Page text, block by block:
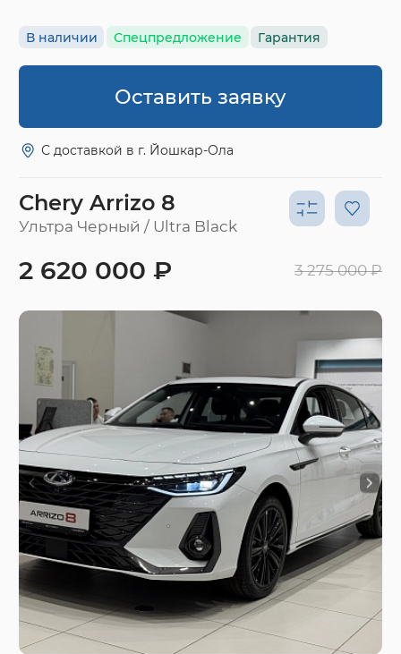
В наличии Спецпредложение Гарантия
Оставить заявку
С доставкой в г. Йошкар-Ола
Chery Arrizo 8
Ультра Черный / Ultra Black
2 620 000 ₽ 3 275 000 ₽